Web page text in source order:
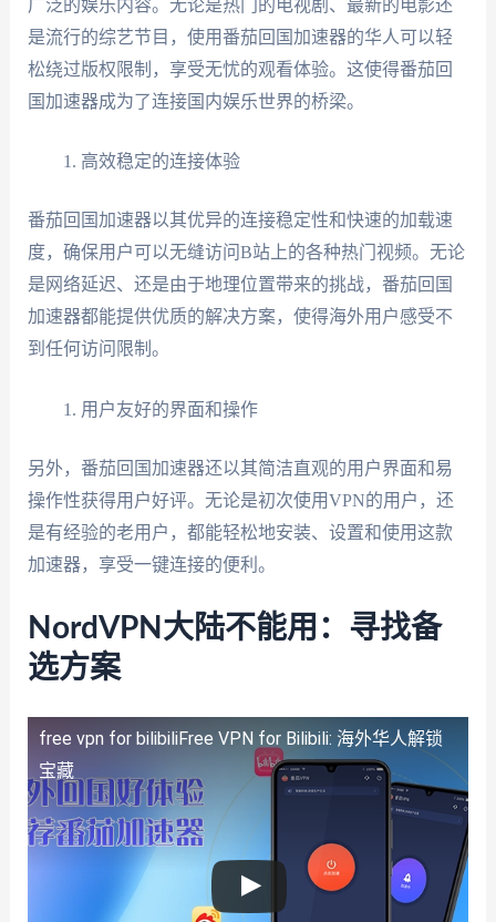
广泛的娱乐内容。无论是热门的电视剧、最新的电影还
是流行的综艺节目，使用番茄回国加速器的华人可以轻
松绕过版权限制，享受无忧的观看体验。这使得番茄回
国加速器成为了连接国内娱乐世界的桥梁。
高效稳定的连接体验
番茄回国加速器以其优异的连接稳定性和快速的加载速
度，确保用户可以无缝访问B站上的各种热门视频。无论
是网络延迟、还是由于地理位置带来的挑战，番茄回国
加速器都能提供优质的解决方案，使得海外用户感受不
到任何访问限制。
用户友好的界面和操作
另外，番茄回国加速器还以其简洁直观的用户界面和易
操作性获得用户好评。无论是初次使用VPN的用户，还
是有经验的老用户，都能轻松地安装、设置和使用这款
加速器，享受一键连接的便利。
NordVPN大陆不能用：寻找备
选方案
free vpn for bilibiliFree VPN for Bilibili: 海外华人解锁
宝藏